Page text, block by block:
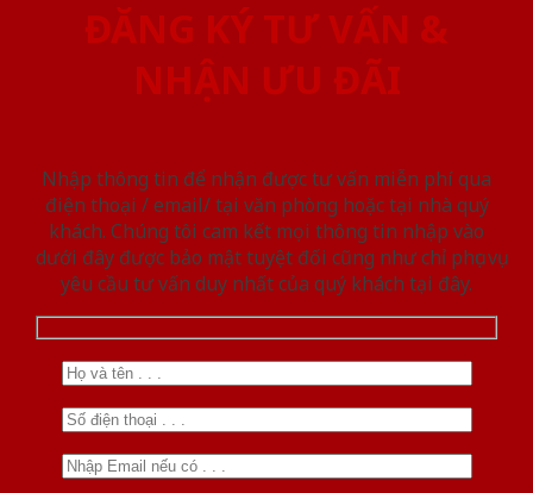
ĐĂNG KÝ TƯ VẤN &
NHẬN ƯU ĐÃI
Nhập thông tin để nhận được tư vấn miễn phí qua
điện thoại / email/ tại văn phòng hoặc tại nhà quý
khách. Chúng tôi cam kết mọi thông tin nhập vào
dưới đây được bảo mật tuyệt đối cũng như chỉ phục vụ
yêu cầu tư vấn duy nhất của quý khách tại đây.